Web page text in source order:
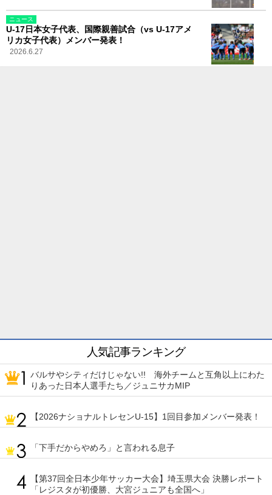
ニュース
U-17日本女子代表、国際親善試合（vs U-17アメ
リカ女子代表）メンバー発表！
2026.6.27
人気記事ランキング
バルサやシティだけじゃない!! 海外チームと互角以上にわた
りあった日本人選手たち／ジュニサカMIP
【2026ナショナルトレセンU-15】1回目参加メンバー発表！
「下手だからやめろ」と言われる息子
【第37回全日本少年サッカー大会】埼玉県大会 決勝レポート
「レジスタが初優勝、大宮ジュニアも全国へ」